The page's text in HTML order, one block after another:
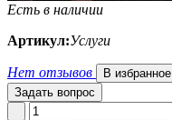
Есть в наличии
Артикул:Услуги
Нет отзывов
В избранное
Задать вопрос